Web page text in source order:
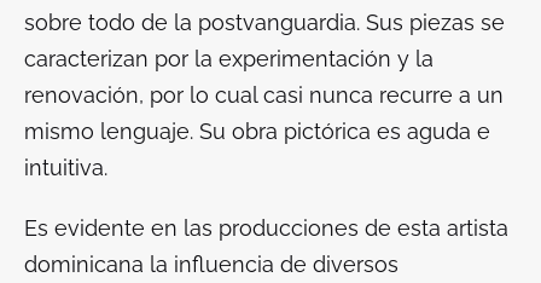
sobre todo de la postvanguardia. Sus piezas se
caracterizan por la experimentación y la
renovación, por lo cual casi nunca recurre a un
mismo lenguaje. Su obra pictórica es aguda e
intuitiva.
Es evidente en las producciones de esta artista
dominicana la influencia de diversos